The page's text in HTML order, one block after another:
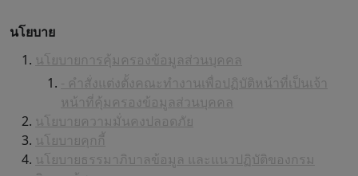
นโยบาย
นโยบายการคุ้มครองข้อมูลส่วนบุคคล
- คำสั่งแต่งตั้งคณะทำงานเพื่อปฏิบัติหน้าที่เป็นเจ้า
หน้าที่คุ้มครองข้อมูลส่วนบุคคล
นโยบายความมั่นคงปลอดภัย
นโยบายคุกกี้
นโยบายธรรมาภิบาลข้อมูล และแนวปฏิบัติของกรม